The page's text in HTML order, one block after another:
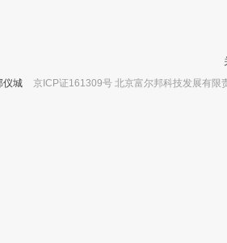
仪城 京ICP证161309号 北京富尔邦科技发展有